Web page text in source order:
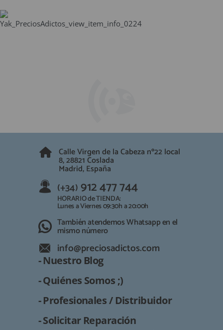
Calle Virgen de la Cabeza nº22 local
8, 28821 Coslada
Madrid, España
(+34) 912 477 744
HORARIO de TIENDA:
Lunes a Viernes 09:30h a 20:00h
También atendemos Whatsapp en el
mismo número
info@preciosadictos.com
- Nuestro Blog
- Quiénes Somos ;)
- Profesionales / Distribuidor
- Solicitar Reparación